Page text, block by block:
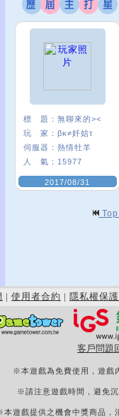
標 題： 無聊來的><
玩 家： βκ≠奷娮τ
伺服器： 熱情牡羊
人 氣： 15977
2017/08/31
| 使用者合約 | 隱私權保護
客戶問題
※本遊戲為免費使用，遊戲
※請注意遊戲時間，避免
本遊戲提供之機會中獎商品，